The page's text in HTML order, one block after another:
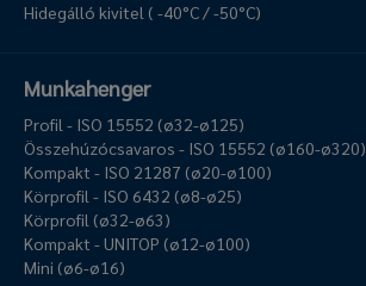
Hidegálló kivitel ( -40°C / -50°C)
Munkahenger
Profil - ISO 15552 (ø32-ø125)
Összehúzócsavaros - ISO 15552 (ø160-ø320)
Kompakt - ISO 21287 (ø20-ø100)
Körprofil - ISO 6432 (ø8-ø25)
Körprofil (ø32-ø63)
Kompakt - UNITOP (ø12-ø100)
Mini (ø6-ø16)